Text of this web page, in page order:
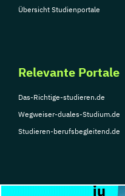
Übersicht Studienportale
Relevante Portale
Das-Richtige-studieren.de
Wegweiser-duales-Studium.de
Studieren-berufsbegleitend.de